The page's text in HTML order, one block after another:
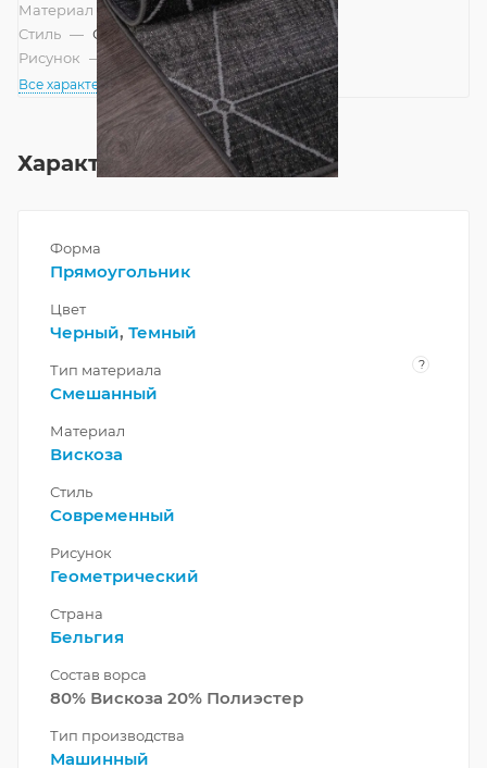
Материал
— Вискоза
Стиль — Современный
Рисунок — Геометрический
Все характеристики
Характеристики
Форма
Прямоугольник
Цвет
Черный, Темный
Тип материала ?
Смешанный
Материал
Вискоза
Стиль
Современный
Рисунок
Геометрический
Страна
Бельгия
Состав ворса
80% Вискоза 20% Полиэстер
Тип производства
Машинный